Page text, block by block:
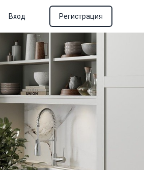
Вход Регистрация